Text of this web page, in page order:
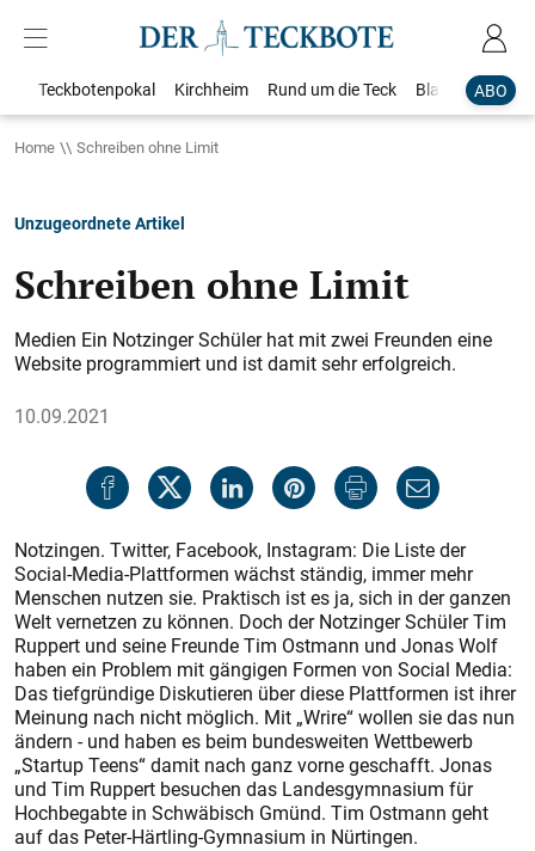
ABO
Teckbotenpokal Kirchheim Rund um die Teck Blaulicht
Home Schreiben ohne Limit
Unzugeordnete Artikel
Schreiben ohne Limit
Medien Ein Notzinger Schüler hat mit zwei Freunden eine
Website programmiert und ist damit sehr erfolgreich.
10.09.2021
Notzingen. Twitter, Facebook, Instagram: Die Liste der
Social-Media-Plattformen wächst ständig, immer mehr
Menschen nutzen sie. Praktisch ist es ja, sich in der ganzen
Welt vernetzen zu können. Doch der Notzinger Schüler Tim
Ruppert und seine Freunde Tim Ostmann und Jonas Wolf
haben ein Problem mit gängigen Formen von Social Media:
Das tiefgründige Diskutieren über diese Plattformen ist ihrer
Meinung nach nicht möglich. Mit „Wrire“ wollen sie das nun
ändern - und haben es beim bundesweiten Wettbewerb
„Startup Teens“ damit nach ganz vorne geschafft. Jonas
und Tim Ruppert besuchen das Landesgymnasium für
Hochbegabte in Schwäbisch Gmünd. Tim Ostmann geht
auf das Peter-Härtling-Gymnasium in Nürtingen.